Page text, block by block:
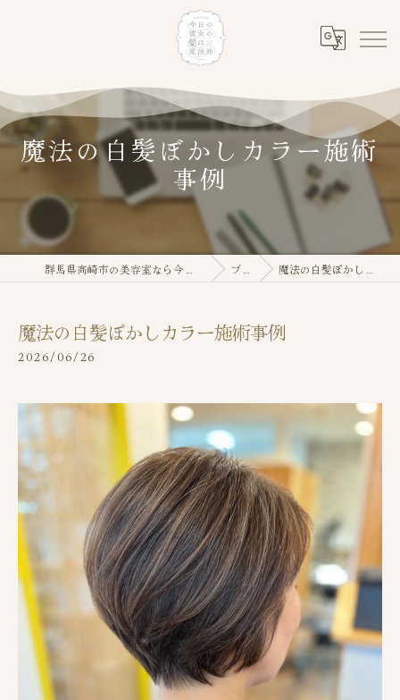
魔法の白髪ぼかしカラー施術
事例
ブログ 魔法の白髪ぼかしカラー施術事例
魔法の白髪ぼかしカラー施術事例
2026/06/26